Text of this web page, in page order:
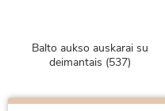
Balto aukso auskarai su
deimantais (537)